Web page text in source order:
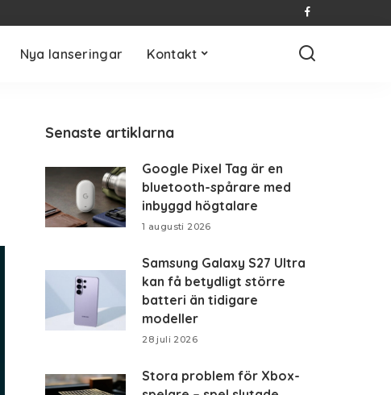
Nya lanseringar Kontakt
Senaste artiklarna
Google Pixel Tag är en
bluetooth-spårare med
inbyggd högtalare
1 augusti 2026
Samsung Galaxy S27 Ultra
kan få betydligt större
batteri än tidigare
modeller
28 juli 2026
Stora problem för Xbox-